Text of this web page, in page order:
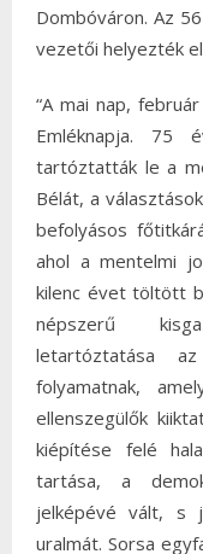
Dombóváron. Az
vezetői helyezték
“A mai nap,
Emléknapja. 75
tartóztatták le a
Bélát, a
befolyásos
ahol a mentelmi
kilenc évet töltött
népszerű
letartóztatása
folyamatnak,
ellenszegülők
kiépítése felé
tartása, a
jelképévé vált, s
uralmát. Sorsa